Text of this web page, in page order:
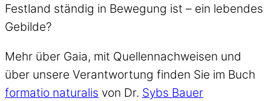
Festland ständig in Bewegung ist – ein lebendes
Gebilde?
Mehr über Gaia, mit Quellennachweisen und
über unsere Verantwortung finden Sie im Buch
formatio naturalis von Dr. Sybs Bauer